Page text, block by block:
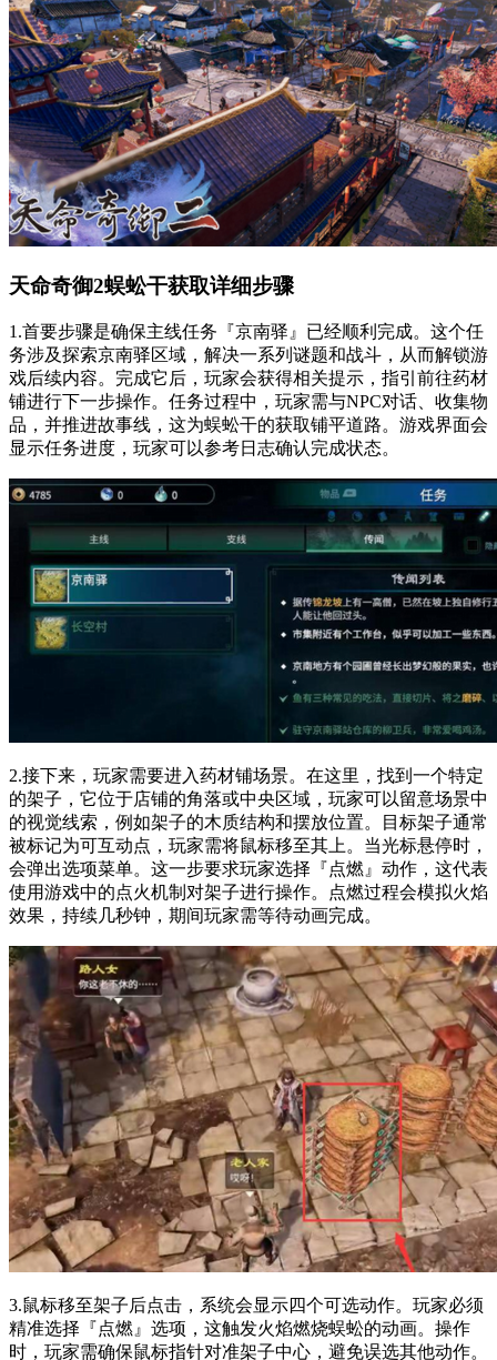
天命奇御2蜈蚣干获取详细步骤
1.首要步骤是确保主线任务『京南驿』已经顺利完成。这个任
务涉及探索京南驿区域，解决一系列谜题和战斗，从而解锁游
戏后续内容。完成它后，玩家会获得相关提示，指引前往药材
铺进行下一步操作。任务过程中，玩家需与NPC对话、收集物
品，并推进故事线，这为蜈蚣干的获取铺平道路。游戏界面会
显示任务进度，玩家可以参考日志确认完成状态。
2.接下来，玩家需要进入药材铺场景。在这里，找到一个特定
的架子，它位于店铺的角落或中央区域，玩家可以留意场景中
的视觉线索，例如架子的木质结构和摆放位置。目标架子通常
被标记为可互动点，玩家需将鼠标移至其上。当光标悬停时，
会弹出选项菜单。这一步要求玩家选择『点燃』动作，这代表
使用游戏中的点火机制对架子进行操作。点燃过程会模拟火焰
效果，持续几秒钟，期间玩家需等待动画完成。
3.鼠标移至架子后点击，系统会显示四个可选动作。玩家必须
精准选择『点燃』选项，这触发火焰燃烧蜈蚣的动画。操作
时，玩家需确保鼠标指针对准架子中心，避免误选其他动作。